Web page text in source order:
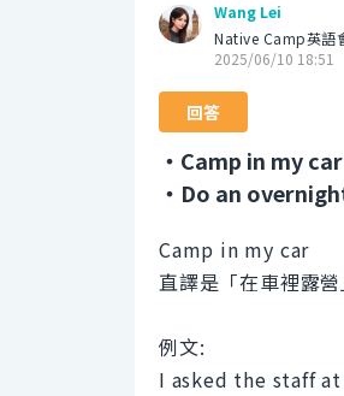
Wang Lei
Native Camp英語
2025/06/10 18:51
回答
・Camp in my car
・Do an
Camp in my car
直譯是「在車裡露營
例文:
I asked the staff